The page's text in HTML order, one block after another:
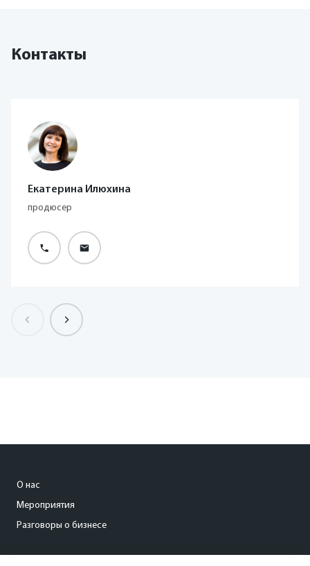
Контакты
Екатерина Илюхина
продюсер
О нас
Мероприятия
Разговоры о бизнесе